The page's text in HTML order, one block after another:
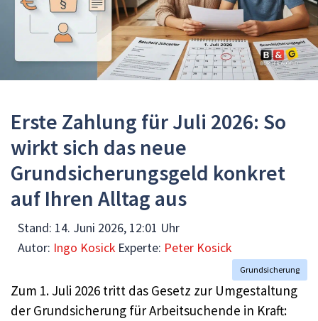
Erste Zahlung für Juli 2026: So
wirkt sich das neue
Grundsicherungsgeld konkret
auf Ihren Alltag aus
Stand: 14. Juni 2026, 12:01 Uhr
Autor: Ingo Kosick Experte: Peter Kosick
Grundsicherung
Zum 1. Juli 2026 tritt das Gesetz zur Umgestaltung
der Grundsicherung für Arbeitsuchende in Kraft: